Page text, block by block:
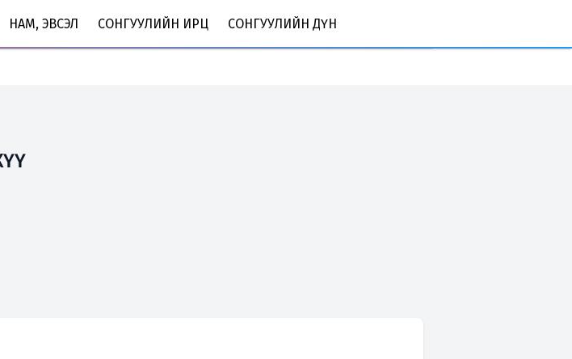
НАМ, ЭВСЭЛ СОНГУУЛИЙН ИРЦ СОНГУУЛИЙН ДҮН